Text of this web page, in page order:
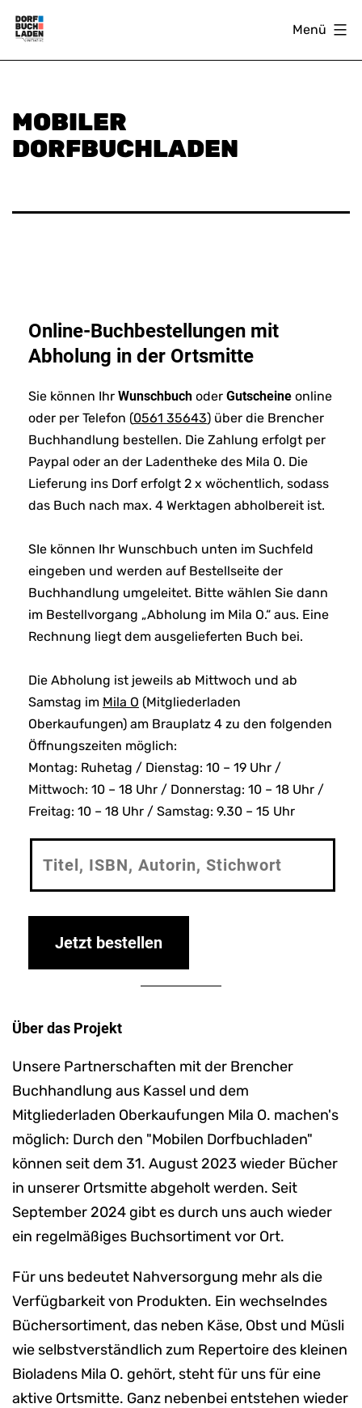
Zum
Inhalt
springen
Menü
MOBILER
DORFBUCHLADEN
Online-Buchbestellungen mit
Abholung in der Ortsmitte
Sie können Ihr Wunschbuch oder Gutscheineonline
oder per Telefon (0561 35643) über die Brencher
Buchhandlung bestellen. Die Zahlung erfolgt per
Paypal oder an der Ladentheke des Mila O. Die
Lieferung ins Dorf erfolgt 2 x wöchentlich, sodass
das Buch nach max. 4 Werktagen abholbereit ist.
SIe können Ihr Wunschbuch unten im Suchfeld
eingeben und werden auf Bestellseite der
Buchhandlung umgeleitet. Bitte wählen Sie dann
im Bestellvorgang „Abholung im Mila O.“ aus. Eine
Rechnung liegt dem ausgelieferten Buch bei.
Die Abholung ist jeweils ab Mittwoch und ab
Samstag im Mila O (Mitgliederladen
Oberkaufungen) am Brauplatz 4 zu den folgenden
Öffnungszeiten möglich:
Montag: Ruhetag / Dienstag: 10 – 19 Uhr /
Mittwoch: 10 – 18 Uhr / Donnerstag: 10 – 18 Uhr /
Freitag: 10 – 18 Uhr / Samstag: 9.30 – 15 Uhr
Über das Projekt
Unsere Partnerschaften mit der Brencher
Buchhandlung aus Kassel und dem
Mitgliederladen Oberkaufungen Mila O. machen's
möglich: Durch den "Mobilen Dorfbuchladen"
können seit dem 31. August 2023 wieder Bücher
in unserer Ortsmitte abgeholt werden. Seit
September 2024 gibt es durch uns auch wieder
ein regelmäßiges Buchsortiment vor Ort.
Für uns bedeutet Nahversorgung mehr als die
Verfügbarkeit von Produkten. Ein wechselndes
Büchersortiment, das neben Käse, Obst und Müsli
wie selbstverständlich zum Repertoire des kleinen
Bioladens Mila O. gehört, steht für uns für eine
aktive Ortsmitte. Ganz nebenbei entstehen wieder